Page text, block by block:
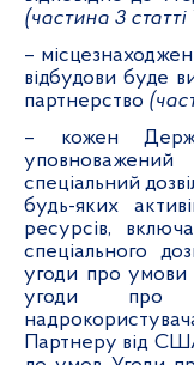
(частина 3 статті
–
відбудови буде
партнерство
– кожен
спеціальний
будь-яких
ресурсів,
спеціального
угоди про умови
угоди про
Партнеру від